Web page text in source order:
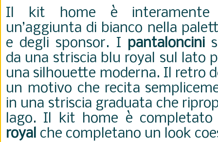
Il kit home è
un’aggiunta di bianco nella
e degli sponsor. I pantaloncini
da una striscia blu royal sul lato
una silhouette moderna. Il retro
un motivo che recita
in una striscia graduata che
lago. Il kit home è
royal che completano un look